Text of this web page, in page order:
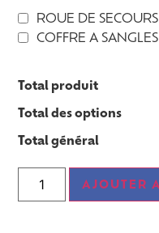
ROUE DE
COFFRE A
Total produit
Total des options
Total général
AJOUTER